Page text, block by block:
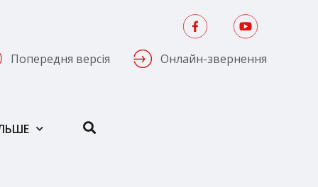
Попередня версія Онлайн-звернення